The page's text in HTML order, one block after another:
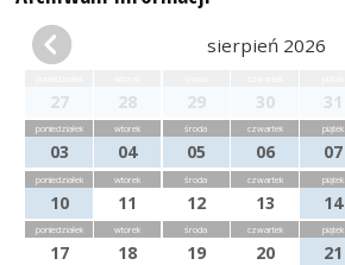
sierpień 2026
27 28 29 30 31
poniedziałek
03
wtorek
04
środa
05
czwartek
06
piątek
07
poniedziałek
10
wtorek
11
środa
12
czwartek
13
piątek
14
poniedziałek
17
wtorek
18
środa
19
czwartek
20
piątek
21